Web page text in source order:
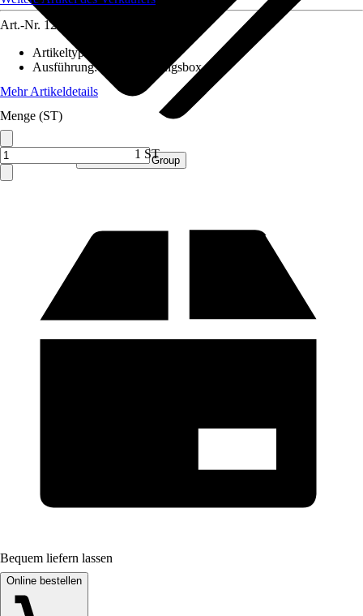
Verkauf durch: Procommerce Group
Art.-Nr. 12552221
Artikeltyp
Ausführung:
Aufbewahrungsbox
Mehr Artikeldetails
Menge (ST)
1 ST
Bequem liefern lassen
Online bestellen